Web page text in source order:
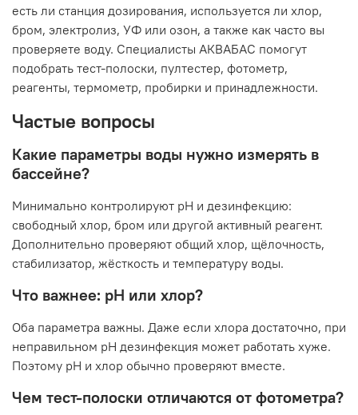
есть ли станция дозирования, используется ли хлор,
бром, электролиз, УФ или озон, а также как часто вы
проверяете воду. Специалисты АКВАБАС помогут
подобрать тест-полоски, пултестер, фотометр,
реагенты, термометр, пробирки и принадлежности.
Частые вопросы
Какие параметры воды нужно измерять в
бассейне?
Минимально контролируют pH и дезинфекцию:
свободный хлор, бром или другой активный реагент.
Дополнительно проверяют общий хлор, щёлочность,
стабилизатор, жёсткость и температуру воды.
Что важнее: pH или хлор?
Оба параметра важны. Даже если хлора достаточно, при
неправильном pH дезинфекция может работать хуже.
Поэтому pH и хлор обычно проверяют вместе.
Чем тест-полоски отличаются от фотометра?